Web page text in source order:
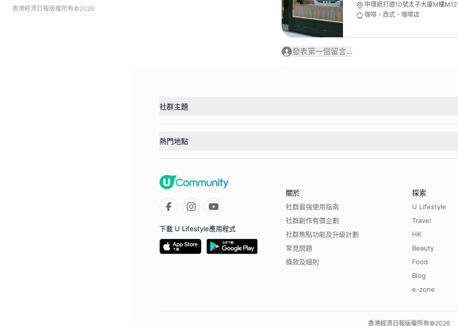
香港經濟日報版權所有©2026
中環遮打道10號太子大廈M樓
咖啡、西式、咖啡店
發表第一個留言...
社群主題
熱門地點
下載 U Lifestyle應用程式
關於
社群最強使用指南
社群創作有價企劃
社群焦點功能及升級計劃
常見問題
條款及細則
探索
U Lifestyle
Travel
HK
Beauty
Food
Blog
e-zone
香港經濟日報版權所有©2026